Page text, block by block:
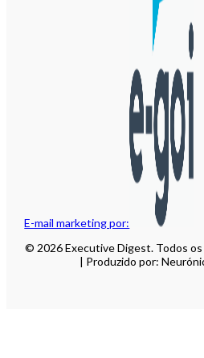
E-mail marketing por:
© 2026 Executive Digest. Todos
| Produzido por: